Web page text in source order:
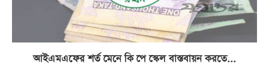
আইএমএফের শর্ত মেনে কি পে স্কেল বাস্তবায়ন করতে...